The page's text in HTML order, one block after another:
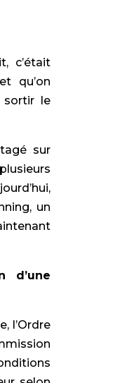
c’était
qu’on
sortir le
sur
un
d’une
l’Ordre